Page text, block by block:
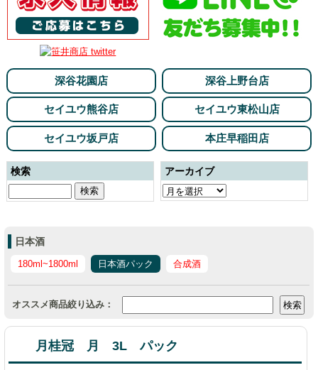
深谷花園店 深谷上野台店
セイユウ熊谷店 セイユウ東松山店
セイユウ坂戸店 本庄早稲田店
検索 アーカイブ
日本酒
180ml~1800ml 日本酒パック 合成酒
オススメ商品絞り込み：
月桂冠 月 3L パック